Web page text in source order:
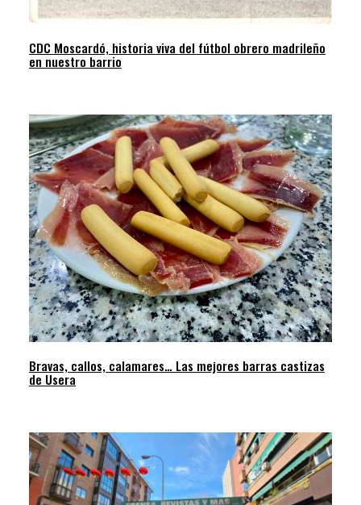
CDC Moscardó, historia viva del fútbol obrero madrileño
en nuestro barrio
Bravas, callos, calamares… Las mejores barras castizas
de Usera